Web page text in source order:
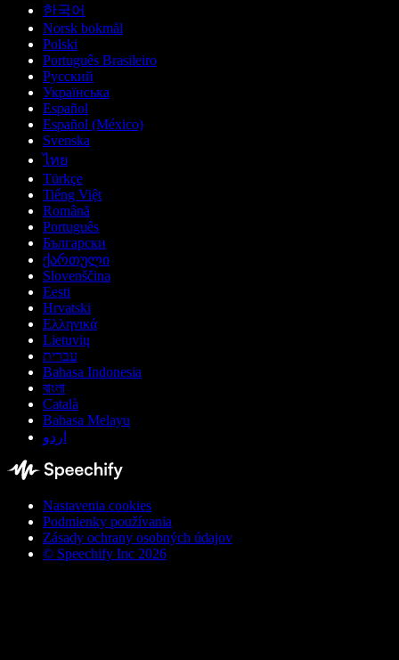
한국어
Norsk bokmål
Polski
Português Brasileiro
Русский
Українська
Español
Español (México)
Svenska
ไทย
Türkçe
Tiếng Việt
Română
Português
Български
ქართული
Slovenščina
Eesti
Hrvatski
Ελληνικά
Lietuvių
עברית
Bahasa Indonesia
বাংলা
Català
Bahasa Melayu
اردو
Nastavenia cookies
Podmienky používania
Zásady ochrany osobných údajov
© Speechify Inc 2026